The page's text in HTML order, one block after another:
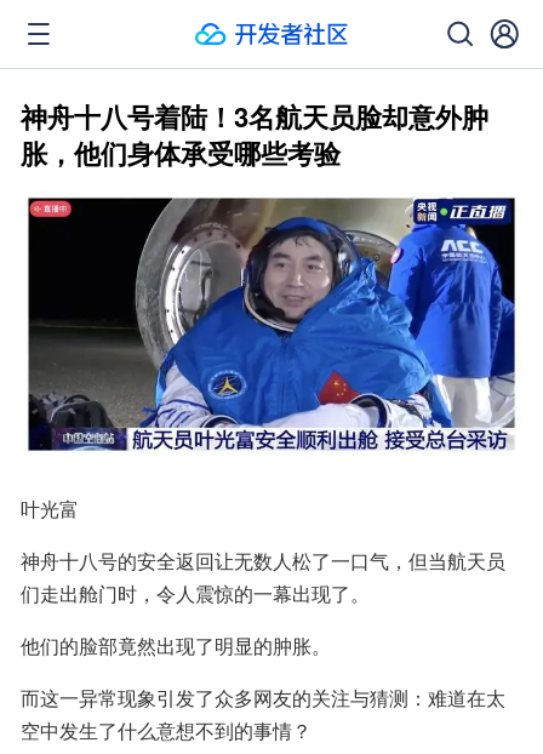
神舟十八号着陆！3名航天员脸却意外肿
胀，他们身体承受哪些考验
叶光富
神舟十八号的安全返回让无数人松了一口气，但当航天员
们走出舱门时，令人震惊的一幕出现了。
他们的脸部竟然出现了明显的肿胀。
而这一异常现象引发了众多网友的关注与猜测：难道在太
空中发生了什么意想不到的事情？